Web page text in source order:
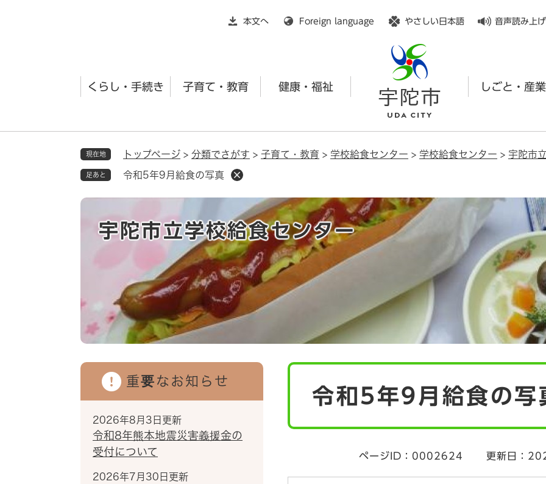
本文へ
Foreign language やさしい日本語 音声読み上げ
くらし・手続き 子育て・教育 健康・福祉 しごと・産業
現在地 トップページ > 分類でさがす > 子育て・教育 > 学校給食センター > 学校給食センター > 宇陀市
足あと 令和5年9月給食の写真
宇陀市立学校給食センター
令和5年9月給食の写
ページID：0002624 更新日：
重要なお知らせ
2026年8月3日更新
令和8年熊本地震災害義援金の
受付について
2026年7月30日更新